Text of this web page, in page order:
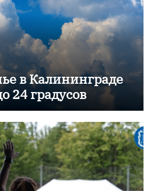
в Калининграде
24 градусов